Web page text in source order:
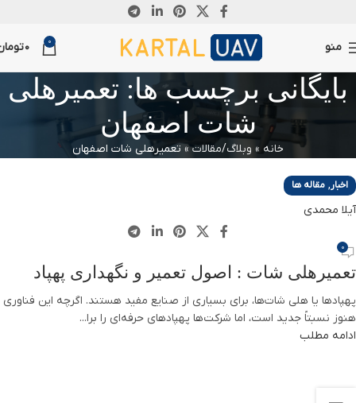
منو 0
0
بایگانی برچسب ها: تعمیرهلی
شات اصفهان
خانه » وبلاگ/مقالات» تعمیرهلی شات اصفهان
آگوست
اخبار, مقاله ها
آیلا محمدی
0
تعمیرهلی شات : اصول تعمیر و نگهداری پهپاد
پهپادها یا هلی شات‌ها، برای بسیاری از صنایع مفید هستند. اگرچه این فناوری
هنوز نسبتاً جدید است، اما شرکت‌ها پهپادهای حرفه‌ای را برا...
ادامه مطلب